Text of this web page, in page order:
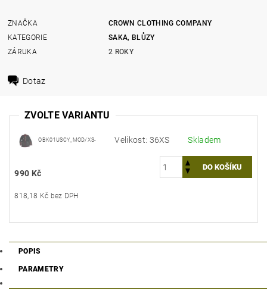
ZNAČKA
CROWN CLOTHING COMPANY
KATEGORIE
SAKA, BLŮZY
ZÁRUKA
2 ROKY
Dotaz
ZVOLTE VARIANTU
OBK01USCY_MOD/XS- Velikost: 36XS Skladem
990 Kč
818,18 Kč bez DPH
POPIS
PARAMETRY